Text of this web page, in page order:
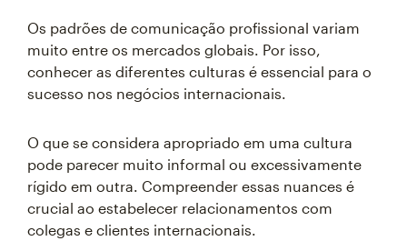
Os padrões de comunicação profissional variam
muito entre os mercados globais. Por isso,
conhecer as diferentes culturas é essencial para o
sucesso nos negócios internacionais.
O que se considera apropriado em uma cultura
pode parecer muito informal ou excessivamente
rígido em outra. Compreender essas nuances é
crucial ao estabelecer relacionamentos com
colegas e clientes internacionais.